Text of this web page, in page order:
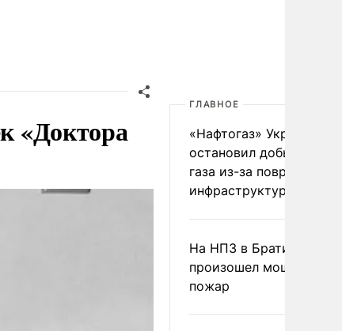
«Доктора
ГЛАВНОЕ
«Нафтогаз» Украины
остановил добычу
газа из-за повреждения
инфраструктуры
На НПЗ в Братиславе
произошел мощный
пожар